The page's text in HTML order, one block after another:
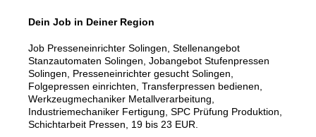
Dein Job in Deiner Region
Job Presseneinrichter Solingen, Stellenangebot
Stanzautomaten Solingen, Jobangebot Stufenpressen
Solingen, Presseneinrichter gesucht Solingen,
Folgepressen einrichten, Transferpressen bedienen,
Werkzeugmechaniker Metallverarbeitung,
Industriemechaniker Fertigung, SPC Prüfung Produktion,
Schichtarbeit Pressen, 19 bis 23 EUR.